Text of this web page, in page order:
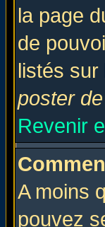
la page
de
listés
poster
Revenir
A moins
pouvez